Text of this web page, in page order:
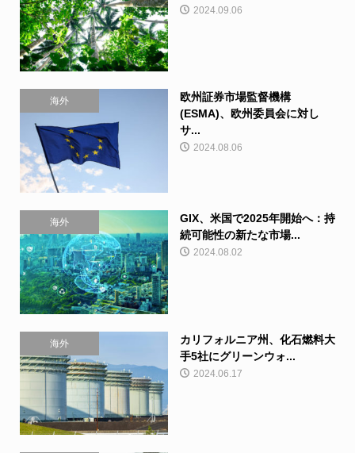
2024.09.06
海外
欧州証券市場監督機構
(ESMA)、欧州委員会に対し
サ...
2024.08.06
海外
GIX、米国で2025年開始へ：持
続可能性の新たな市場...
2024.08.02
海外
カリフォルニア州、化石燃料大
手5社にグリーンウォ...
2024.06.17